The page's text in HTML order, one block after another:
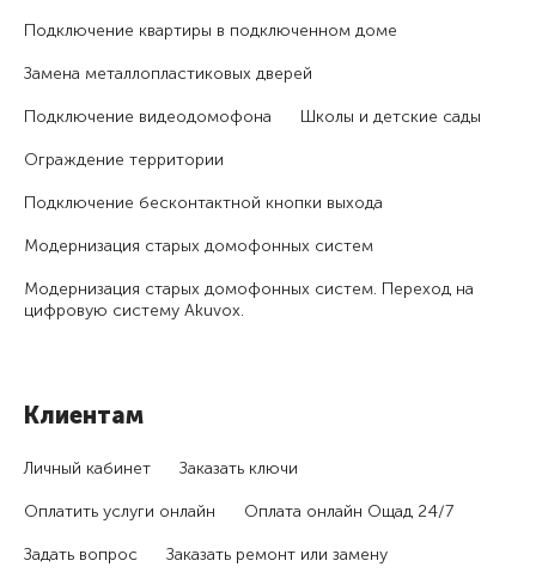
Подключение квартиры в подключенном доме
Замена металлопластиковых дверей
Подключение видеодомофона Школы и детские сады
Ограждение территории
Подключение бесконтактной кнопки выхода
Модернизация старых домофонных систем
Модернизация старых домофонных систем. Переход на
цифровую систему Akuvox.
Клиентам
Личный кабинет Заказать ключи
Оплатить услуги онлайн Оплата онлайн Ощад 24/7
Задать вопрос Заказать ремонт или замену